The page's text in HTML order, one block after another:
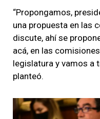
“Propongamos,
una propuesta en las
discute, ahí se
acá, en las
legislatura y vamos a
planteó.